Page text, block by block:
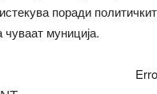
поради
чуваат муниција.